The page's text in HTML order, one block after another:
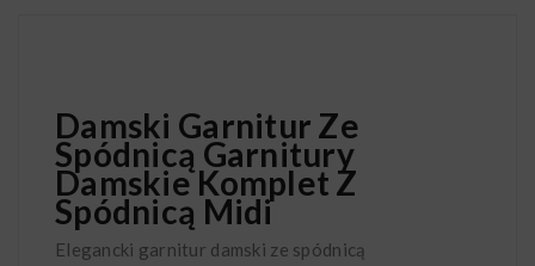
Damski Garnitur Ze
Spódnicą Garnitury
Damskie Komplet Z
Spódnicą Midi
Elegancki garnitur damski ze spódnicą